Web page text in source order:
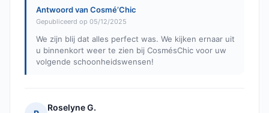
Antwoord van Cosmé’Chic
Gepubliceerd op 05/12/2025
We zijn blij dat alles perfect was. We kijken ernaar uit
u binnenkort weer te zien bij CosmésChic voor uw
volgende schoonheidswensen!
Roselyne G.